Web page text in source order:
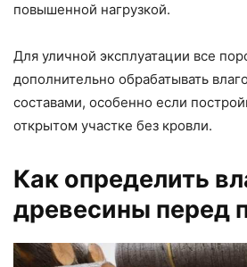
повышенной нагрузкой.
Для уличной эксплуатации все
дополнительно обрабатывать
составами, особенно если
открытом участке без кровли.
Как определить
древесины перед